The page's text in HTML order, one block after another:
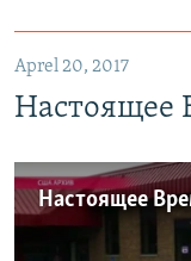
Aprel 20, 2017
Настоящее
Настоящее